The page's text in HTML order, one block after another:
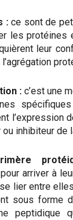
:ce sont de
les protéines
leur
: c’est une
spécifiques
l’expression
inhibiteur de
trimère
arriver à
lier entre
sous forme
peptidique